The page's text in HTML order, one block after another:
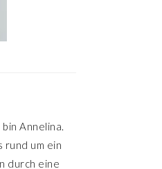
Annelina.
rund um ein
durch eine